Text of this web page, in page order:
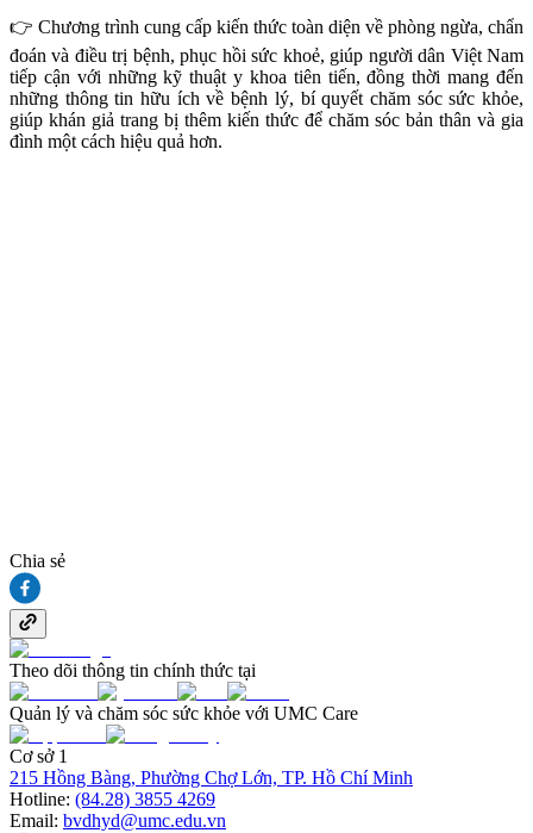
👉 Chương trình cung cấp kiến thức toàn diện về phòng ngừa, chẩn
đoán và điều trị bệnh, phục hồi sức khoẻ, giúp người dân Việt Nam
tiếp cận với những kỹ thuật y khoa tiên tiến, đồng thời mang đến
những thông tin hữu ích về bệnh lý, bí quyết chăm sóc sức khỏe,
giúp khán giả trang bị thêm kiến thức để chăm sóc bản thân và gia
đình một cách hiệu quả hơn.
Chia sẻ
Theo dõi thông tin chính thức tại
Quản lý và chăm sóc sức khỏe với UMC Care
Cơ sở 1
215 Hồng Bàng, Phường Chợ Lớn, TP. Hồ Chí Minh
Hotline: (84.28) 3855 4269
Email: bvdhyd@umc.edu.vn